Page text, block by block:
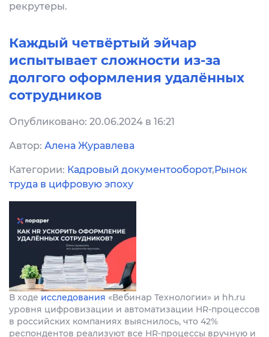
рекрутеры.
Каждый четвёртый эйчар
испытывает сложности из-за
долгого оформления удалённых
сотрудников
Опубликовано: 20.06.2024 в 16:21
Автор: Алена Журавлева
Категории: Кадровый документооборот,Рынок
труда в цифровую эпоху
В ходе исследования «Вебинар Технологии» и hh.ru
уровня цифровизации и автоматизации HR-процессов
в российских компаниях выяснилось, что 42%
респондентов реализуют все HR-процессы вручную и